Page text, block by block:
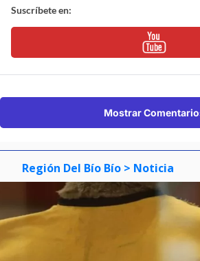
Suscríbete en:
Mostrar
Región Del Bío Bío > Noticia